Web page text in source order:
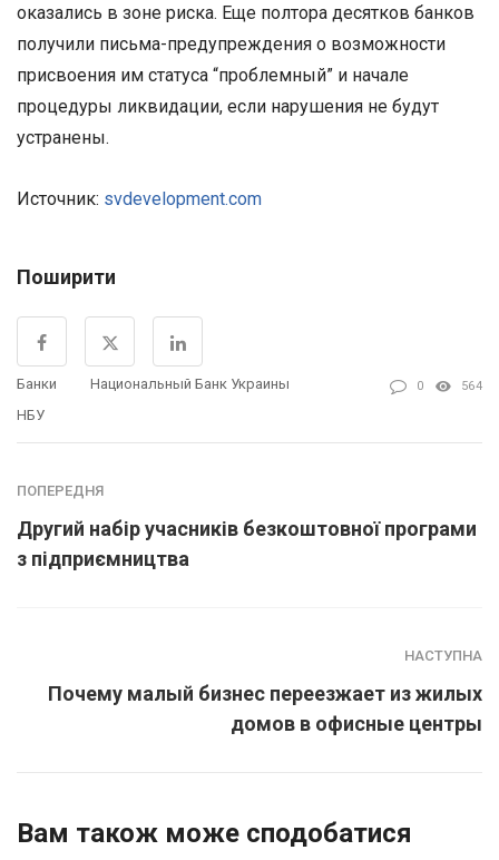
оказались в зоне риска. Еще полтора десятков банков
получили письма-предупреждения о возможности
присвоения им статуса “проблемный” и начале
процедуры ликвидации, если нарушения не будут
устранены.
Источник: svdevelopment.com
Поширити
Банки
Национальный Банк Украины
НБУ
0 564
ПОПЕРЕДНЯ
Другий набір учасників безкоштовної програми
з підприємництва
НАСТУПНА
Почему малый бизнес переезжает из жилых
домов в офисные центры
Вам також може сподобатися